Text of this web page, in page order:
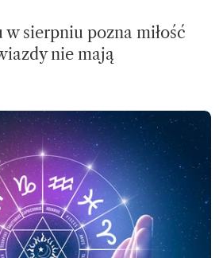
sierpniu pozna miłość
nie mają